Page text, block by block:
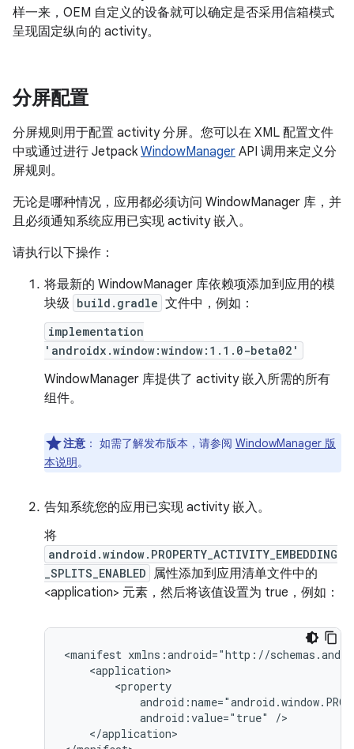
样一来，OEM 自定义的设备就可以确定是否采用信箱模式
呈现固定纵向的 activity。
分屏配置
分屏规则用于配置 activity 分屏。您可以在 XML 配置文件
中或通过进行 Jetpack WindowManager API 调用来定义分
屏规则。
无论是哪种情况，应用都必须访问 WindowManager 库，并
且必须通知系统应用已实现 activity 嵌入。
请执行以下操作：
将最新的 WindowManager 库依赖项添加到应用的模
块级 build.gradle 文件中，例如：
implementation
'androidx.window:window:1.1.0-beta02'
WindowManager 库提供了 activity 嵌入所需的所有
组件。
注意 ： 如需了解发布版本，请参阅 WindowManager 版
本说明。
告知系统您的应用已实现 activity 嵌入。
将
android.window.PROPERTY_ACTIVITY_EMBEDDING
_SPLITS_ENABLED
属性添加到应用清单文件中的
<application> 元素，然后将该值设置为 true，例如：
<manifest
android:value="true"
</application>